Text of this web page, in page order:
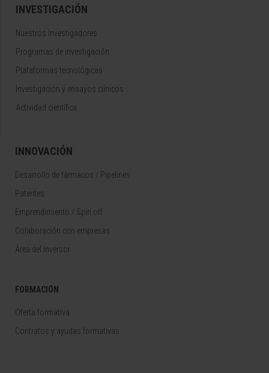
INVESTIGACIÓN
Nuestros Investigadores
Programas de investigación
Plataformas tecnológicas
Investigación y ensayos clínicos
Actividad científica
INNOVACIÓN
Desarrollo de fármacos / Pipelines
Patentes
Emprendimiento / Spin off
Colaboración con empresas
Área del Inversor
FORMACIÓN
Oferta formativa
Contratos y ayudas formativas